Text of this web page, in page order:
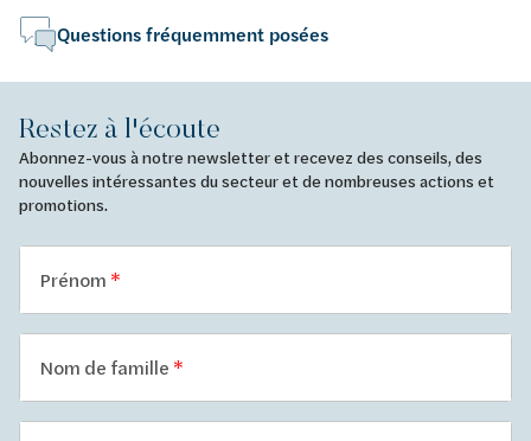
Questions fréquemment posées
Restez à l'écoute
Abonnez-vous à notre newsletter et recevez des conseils, des
nouvelles intéressantes du secteur et de nombreuses actions et
promotions.
Prénom
Nom de famille